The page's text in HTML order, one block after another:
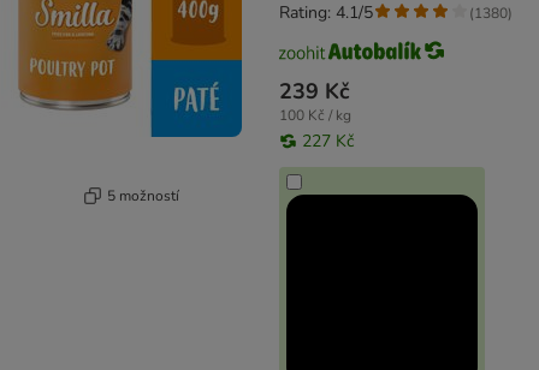
5 možností
239 Kč
100 Kč / kg
227 Kč
Rating: 4.1/5 (1380)